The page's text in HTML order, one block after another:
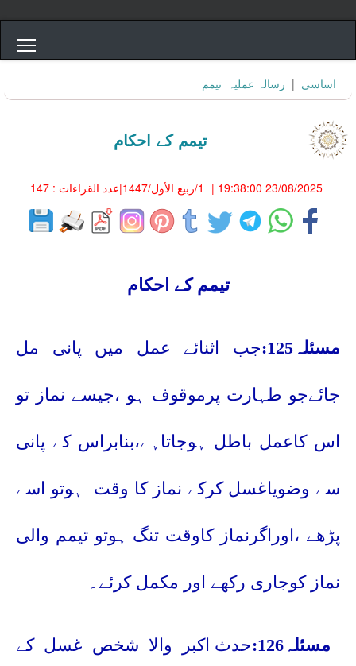
اساسى | رسالہ عمليہ تیمم
تیمم کے احکام
23/08/2025 19:38:00
| 1/ربيع الأول/1447 |عدد القراءات : 147
تیمم کے احکام
مسئلہ125: جب اثنائے عمل میں پانی مل
جائےجو طہارت پرموقوف ہو ،جیسے نماز تو
اس کاعمل باطل ہوجاتاہے،بنابراس کے پانی
سے وضویاغسل کرکے نماز کا وقت ہوتو اسے
پڑھے ،اوراگرنماز کاوقت تنگ ہوتو تیمم والی
نماز کوجاری رکھے اور مکمل کرئے۔
مسئلہ126: حدث اکبر والا شخص غسل کے